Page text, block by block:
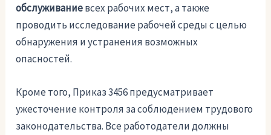
обслуживаниевсех рабочих мест, а также
проводить исследование рабочей среды с целью
обнаружения и устранения возможных
опасностей.
Кроме того, Приказ 3456 предусматривает
ужесточение контроля за соблюдением трудового
законодательства. Все работодатели должны